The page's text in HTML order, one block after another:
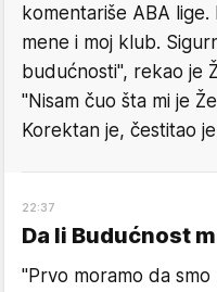
komentariše ABA
mene i moj klub.
budućnosti", rekao je
"Nisam čuo šta mi je
Korektan je, čestitao
22:37
Da li Budućnost
"Prvo moramo da